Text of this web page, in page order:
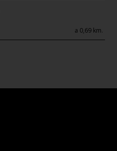
a 0,69 km.